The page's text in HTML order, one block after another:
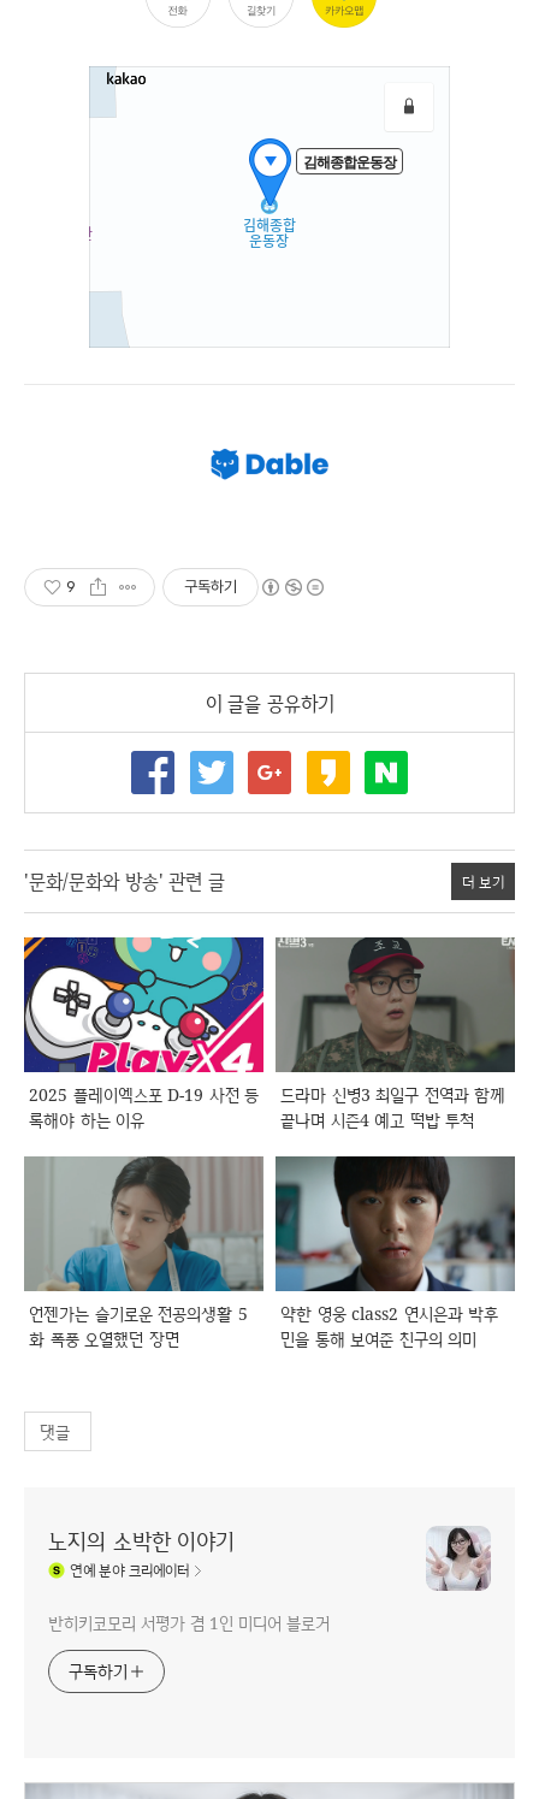
9 구독하기
이 글을 공유하기
'문화/문화와 방송' 관련 글 더 보기
2025 플레이엑스포 D-19 사전 등
록해야 하는 이유
드라마 신병3 최일구 전역과 함께
끝나며 시즌4 예고 떡밥 투척
언젠가는 슬기로운 전공의생활 5
화 폭풍 오열했던 장면
약한 영웅 class2 연시은과 박후
민을 통해 보여준 친구의 의미
댓글
노지의 소박한 이야기
연예분야 크리에이터
반히키코모리 서평가 겸 1인 미디어 블로거
구독하기